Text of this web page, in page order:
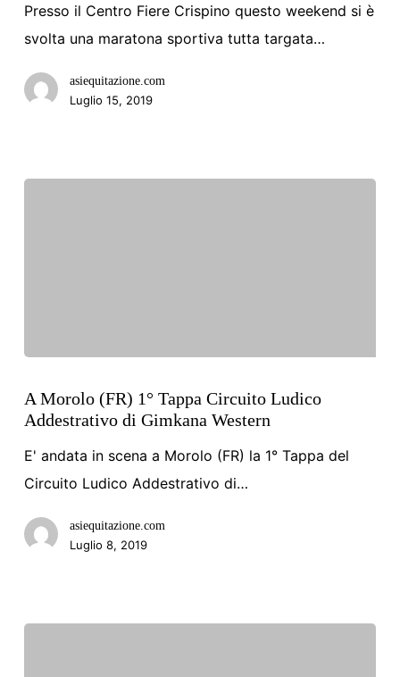
FROSINONE
Presso il Centro Fiere Crispino questo weekend si è
svolta una maratona sportiva tutta targata…
asiequitazione.com
Luglio 15, 2019
Morolo
(FR)
1°
Tappa
Ludico
A Morolo (FR) 1° Tappa Circuito Ludico
Addestrativo di Gimkana Western
E' andata in scena a Morolo (FR) la 1° Tappa del
Circuito Ludico Addestrativo di…
asiequitazione.com
Luglio 8, 2019